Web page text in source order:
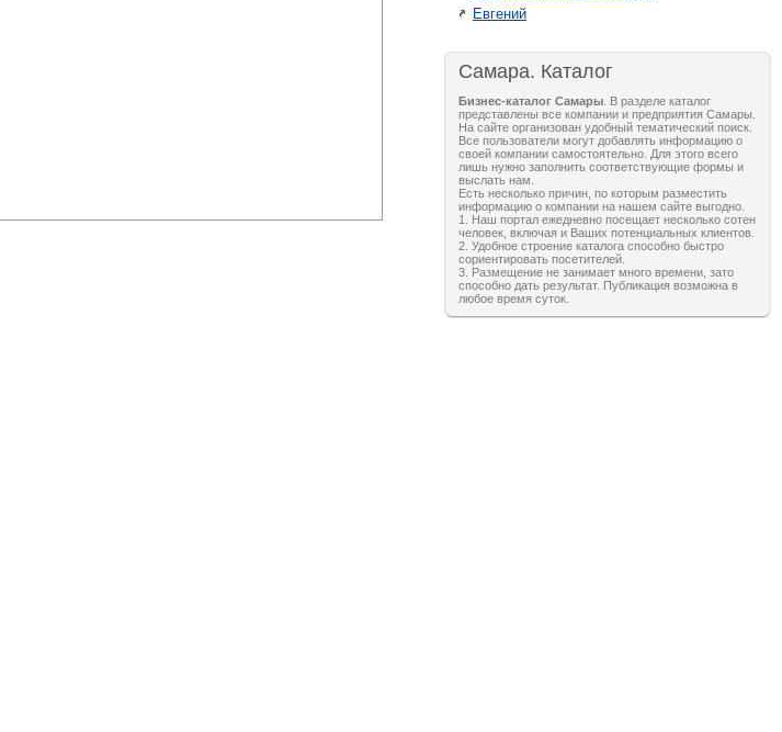
Евгений
Самара. Каталог
Бизнес-каталог Самары . В разделе каталог
представлены все компании и предприятия Самары.
На сайте организован удобный тематический поиск.
Все пользователи могут добавлять информацию о
своей компании самостоятельно. Для этого всего
лишь нужно заполнить соответствующие формы и
выслать нам.
Есть несколько причин, по которым разместить
информацию о компании на нашем сайте выгодно.
1. Наш портал ежедневно посещает несколько сотен
человек, включая и Ваших потенциальных клиентов.
2. Удобное строение каталога способно быстро
сориентировать посетителей.
3. Размещение не занимает много времени, зато
способно дать результат. Публикация возможна в
любое время суток.